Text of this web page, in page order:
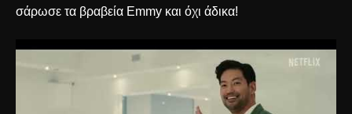
σάρωσε τα βραβεία Emmy και όχι άδικα!